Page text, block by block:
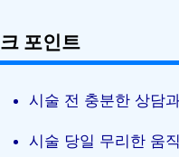
포인트
시술 전 충분한 상담
시술 당일 무리한 움